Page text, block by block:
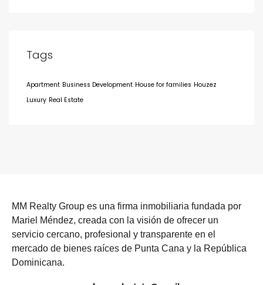
Tags
Apartment Business Development House for families Houzez
Luxury Real Estate
MM Realty Group es una firma inmobiliaria fundada por
Mariel Méndez, creada con la visión de ofrecer un
servicio cercano, profesional y transparente en el
mercado de bienes raíces de Punta Cana y la República
Dominicana.